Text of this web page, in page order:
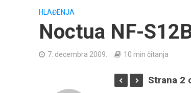
HLAĐENJA
Noctua NF-
7. decembra 2009. 10 min čitanja
Strana 2